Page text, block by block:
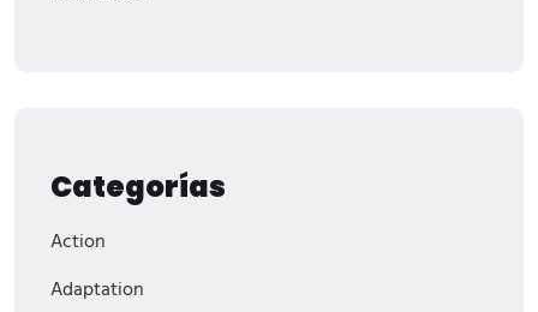
Categorías
Action
Adaptation